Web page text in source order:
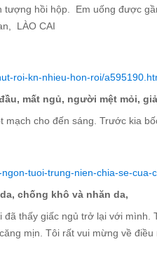
tượng hồi hộp. Em uống được
LÀO CAI
roi-kn-nhieu-hon-roi/
mất ngủ, người mệt mỏi,
mạch cho đến sáng. Trước kia
tuoi-trung-nien-chia-se-cua-
chống khô và nhăn da,
đã thấy giấc ngủ trở lại với
mịn. Tôi rất vui mừng về